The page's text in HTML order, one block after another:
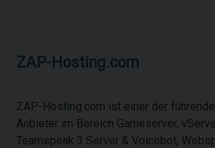
ZAP-Hosting.com
ZAP-Hosting.com ist einer der
Anbieter im Bereich Gameserver,
Teamspeak 3 Server & Voicebot,